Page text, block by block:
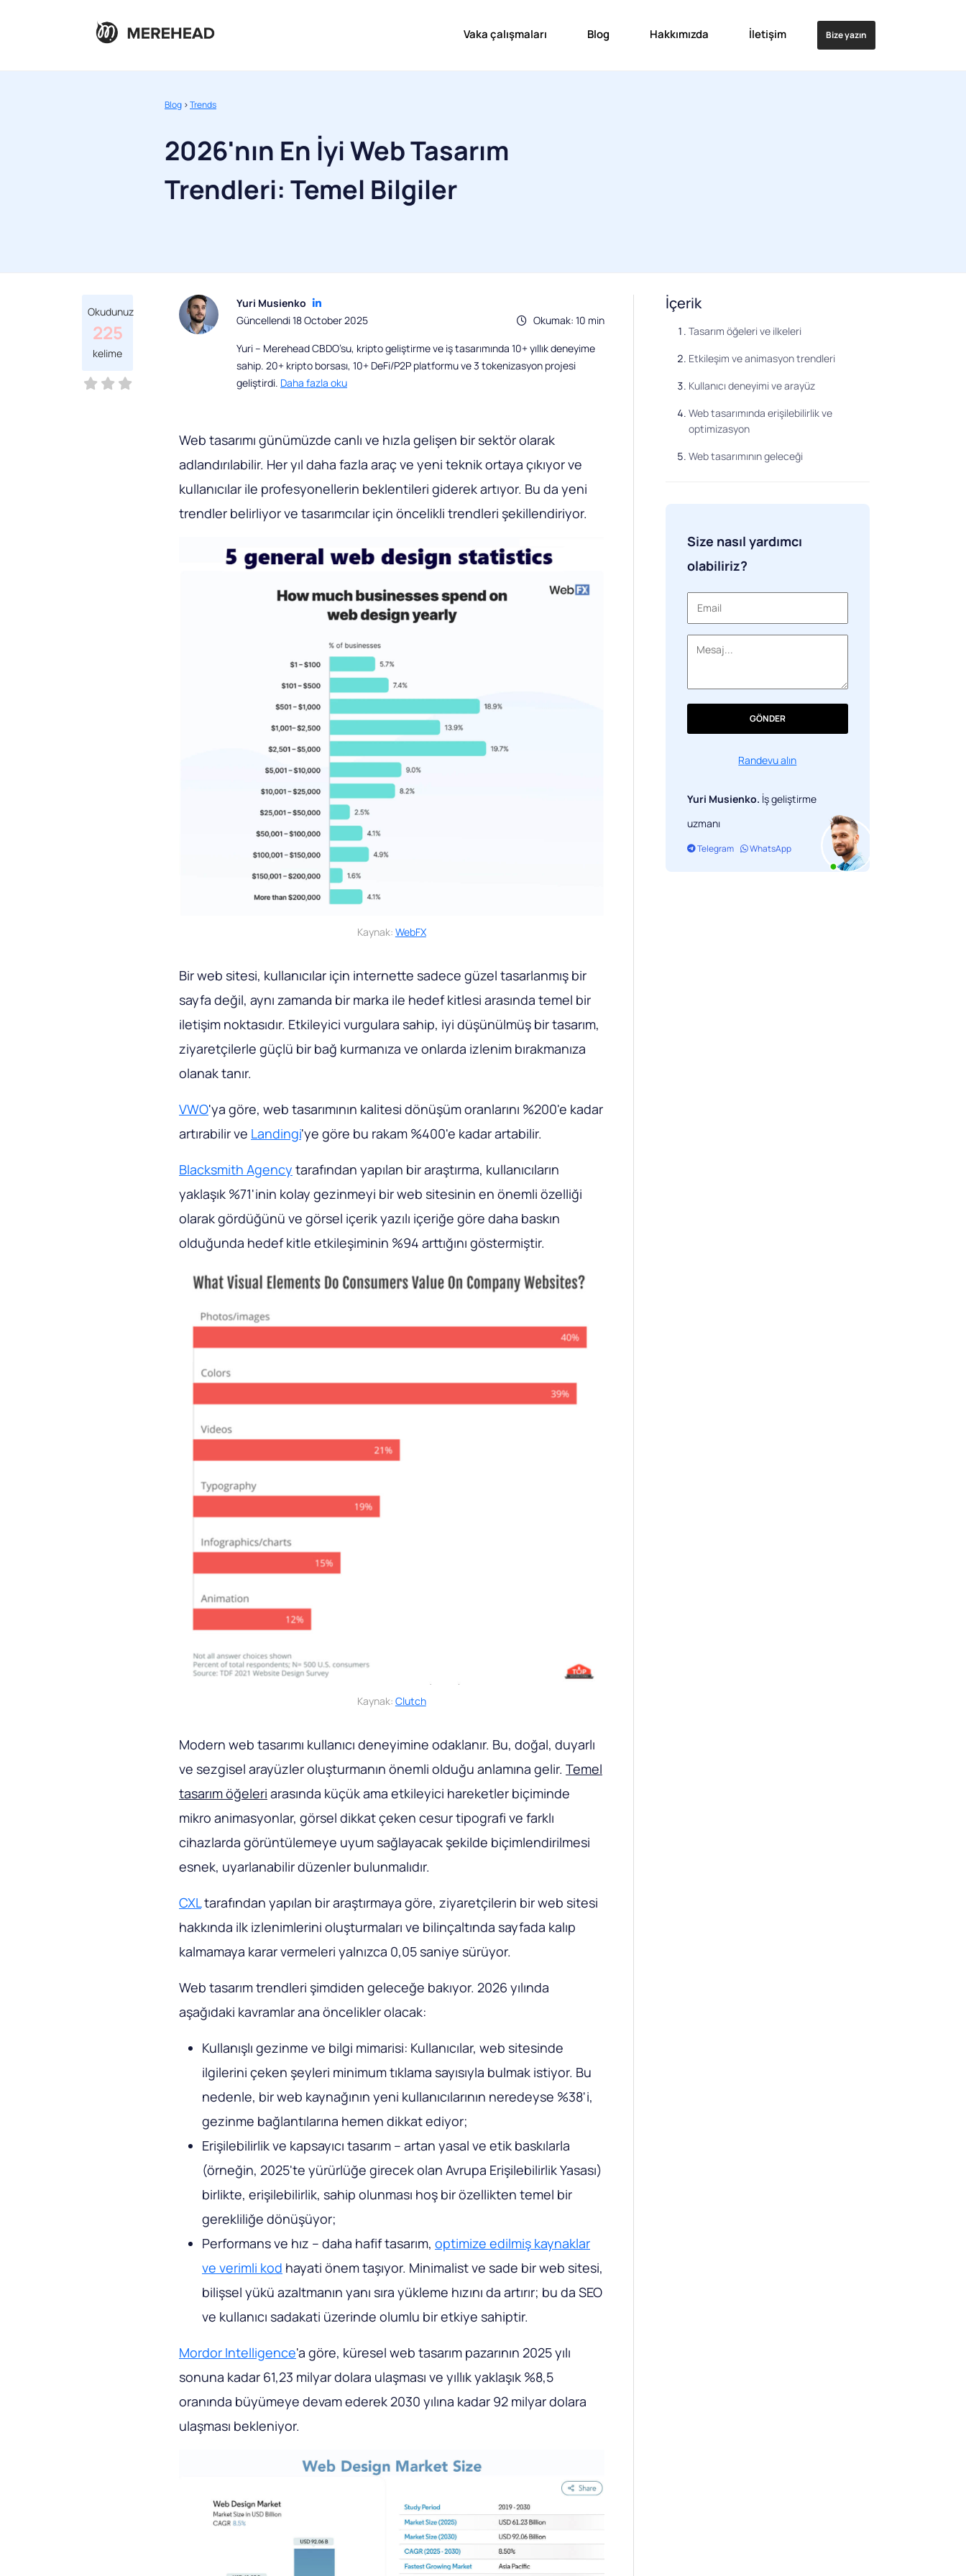
Vaka çalışmaları Blog Hakkımızda İletişim Bize yazın
Blog >Trends
2026'nın En İyi Web Tasarım
Trendleri: Temel Bilgiler
Okudunuz
225
kelime
Yuri Musienko
Okumak: 10 min
Güncellendi 18 October 2025
Yuri – Merehead CBDO’su, kripto geliştirme ve iş tasarımında 10+ yıllık deneyime
sahip. 20+ kripto borsası, 10+ DeFi/P2P platformu ve 3 tokenizasyon projesi
geliştirdi. Daha fazla oku
Web tasarımı günümüzde canlı ve hızla gelişen bir sektör olarak
adlandırılabilir. Her yıl daha fazla araç ve yeni teknik ortaya çıkıyor ve
kullanıcılar ile profesyonellerin beklentileri giderek artıyor. Bu da yeni
trendler belirliyor ve tasarımcılar için öncelikli trendleri şekillendiriyor.
Kaynak: WebFX
Bir web sitesi, kullanıcılar için internette sadece güzel tasarlanmış bir
sayfa değil, aynı zamanda bir marka ile hedef kitlesi arasında temel bir
iletişim noktasıdır. Etkileyici vurgulara sahip, iyi düşünülmüş bir tasarım,
ziyaretçilerle güçlü bir bağ kurmanıza ve onlarda izlenim bırakmanıza
olanak tanır.
VWO'ya göre, web tasarımının kalitesi dönüşüm oranlarını %200'e kadar
artırabilir ve Landingi'ye göre bu rakam %400'e kadar artabilir.
Blacksmith Agency tarafından yapılan bir araştırma, kullanıcıların
yaklaşık %71'inin kolay gezinmeyi bir web sitesinin en önemli özelliği
olarak gördüğünü ve görsel içerik yazılı içeriğe göre daha baskın
olduğunda hedef kitle etkileşiminin %94 arttığını göstermiştir.
Kaynak: Clutch
Modern web tasarımı kullanıcı deneyimine odaklanır. Bu, doğal, duyarlı
ve sezgisel arayüzler oluşturmanın önemli olduğu anlamına gelir. Temel
tasarım öğeleri arasında küçük ama etkileyici hareketler biçiminde
mikro animasyonlar, görsel dikkat çeken cesur tipografi ve farklı
cihazlarda görüntülemeye uyum sağlayacak şekilde biçimlendirilmesi
esnek, uyarlanabilir düzenler bulunmalıdır.
CXLtarafından yapılan bir araştırmaya göre, ziyaretçilerin bir web sitesi
hakkında ilk izlenimlerini oluşturmaları ve bilinçaltında sayfada kalıp
kalmamaya karar vermeleri yalnızca 0,05 saniye sürüyor.
Web tasarım trendleri şimdiden geleceğe bakıyor. 2026 yılında
aşağıdaki kavramlar ana öncelikler olacak:
Kullanışlı gezinme ve bilgi mimarisi: Kullanıcılar, web sitesinde
ilgilerini çeken şeyleri minimum tıklama sayısıyla bulmak istiyor. Bu
nedenle, bir web kaynağının yeni kullanıcılarının neredeyse %38'i,
gezinme bağlantılarına hemen dikkat ediyor;
Erişilebilirlik ve kapsayıcı tasarım – artan yasal ve etik baskılarla
(örneğin, 2025'te yürürlüğe girecek olan Avrupa Erişilebilirlik Yasası)
birlikte, erişilebilirlik, sahip olunması hoş bir özellikten temel bir
gerekliliğe dönüşüyor;
Performans ve hız – daha hafif tasarım, optimize edilmiş kaynaklar
ve verimli kod hayati önem taşıyor. Minimalist ve sade bir web sitesi,
bilişsel yükü azaltmanın yanı sıra yükleme hızını da artırır; bu da SEO
ve kullanıcı sadakati üzerinde olumlu bir etkiye sahiptir.
Mordor Intelligence'a göre, küresel web tasarım pazarının 2025 yılı
sonuna kadar 61,23 milyar dolara ulaşması ve yıllık yaklaşık %8,5
oranında büyümeye devam ederek 2030 yılına kadar 92 milyar dolara
ulaşması bekleniyor.
İçerik
Tasarım öğeleri ve ilkeleri
Etkileşim ve animasyon trendleri
Kullanıcı deneyimi ve arayüz
Web tasarımında erişilebilirlik ve
optimizasyon
Web tasarımının geleceği
Size nasıl yardımcı
olabiliriz?
GÖNDER
Randevu alın
Yuri Musienko. İş geliştirme
uzmanı
Telegram WhatsApp